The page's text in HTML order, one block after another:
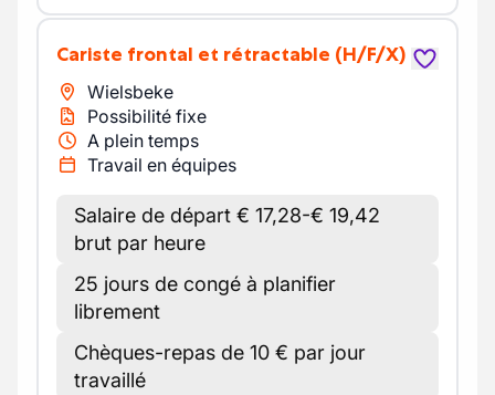
Cariste frontal et rétractable (H/F/X)
Wielsbeke
Possibilité fixe
A plein temps
Travail en équipes
Salaire de départ € 17,28-€ 19,42
brut par heure
25 jours de congé à planifier
librement
Chèques-repas de 10 € par jour
travaillé